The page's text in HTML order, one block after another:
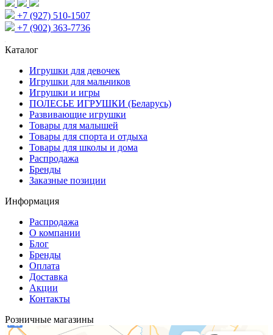
+7 (927) 510-1507
+7 (902) 363-7736
Каталог
Игрушки для девочек
Игрушки для мальчиков
Игрушки и игры
ПОЛЕСЬЕ ИГРУШКИ (Беларусь)
Развивающие игрушки
Товары для малышей
Товары для спорта и отдыха
Товары для школы и дома
Распродажа
Бренды
Заказные позиции
Информация
Распродажа
О компании
Блог
Бренды
Оплата
Доставка
Акции
Контакты
Розничные магазины